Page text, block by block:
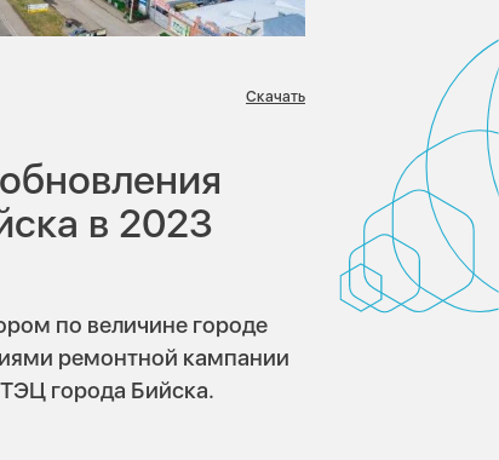
Скачать
в 2023
по величине городе
ремонтной кампании
города Бийска.